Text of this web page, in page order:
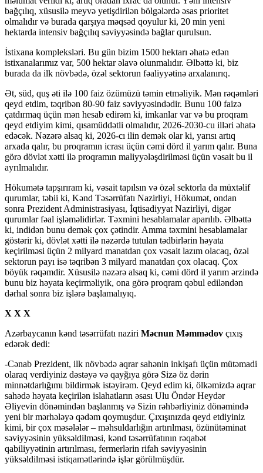
bağçılıq, xüsusilə meyvə yetişdirilən bölgələrdə əsas prioritet
olmalıdır və burada qarşıya məqsəd qoyulur ki, 20 min yeni
hektarda intensiv bağçılıq səviyyəsində bağlar qurulsun.
İstixana kompleksləri. Bu gün bizim 1500 hektarı əhatə edən
istixanalarımız var, 500 hektar əlavə olunmalıdır. Əlbəttə ki, biz
burada da ilk növbədə, özəl sektorun fəaliyyətinə arxalanırıq.
Ət, süd, quş əti ilə 100 faiz özümüzü təmin etməliyik. Mən rəqəmləri
qeyd etdim, təqribən 80-90 faiz səviyyəsindədir. Bunu 100 faizə
çatdırmaq üçün mən hesab edirəm ki, imkanlar var və bu proqram
qeyd etdiyim kimi, qısamüddətli olmalıdır, 2026-2030-cu illəri əhatə
edəcək. Nəzərə alsaq ki, 2026-cı ilin demək olar ki, yarısı artıq
arxada qalır, bu proqramın icrası üçün cəmi dörd il yarım qalır. Buna
görə dövlət xətti ilə proqramın maliyyələşdirilməsi üçün vəsait bu il
ayrılmalıdır.
Hökumətə tapşırıram ki, vəsait tapılsın və özəl sektorla da müxtəlif
qurumlar, təbii ki, Kənd Təsərrüfatı Nazirliyi, Hökumət, ondan
sonra Prezident Administrasiyası, İqtisadiyyat Nazirliyi, digər
qurumlar fəal işləməlidirlər. Təxmini hesablamalar aparılıb. Əlbəttə
ki, indidən bunu demək çox çətindir. Amma təxmini hesablamalar
göstərir ki, dövlət xətti ilə nəzərdə tutulan tədbirlərin həyata
keçirilməsi üçün 2 milyard manatdan çox vəsait lazım olacaq, özəl
sektorun payı isə təqribən 3 milyard manatdan çox olacaq. Çox
böyük rəqəmdir. Xüsusilə nəzərə alsaq ki, cəmi dörd il yarım ərzində
bunu biz həyata keçirməliyik, ona görə proqram qəbul ediləndən
dərhal sonra biz işlərə başlamalıyıq.
X X X
Azərbaycanın kənd təsərrüfatı naziri Məcnun Məmmədov çıxış
edərək dedi:
-Cənab Prezident, ilk növbədə aqrar sahənin inkişafı üçün mütəmadi
olaraq verdiyiniz dəstəyə və qayğıya görə Sizə öz dərin
minnətdarlığımı bildirmək istəyirəm. Qeyd edim ki, ölkəmizdə aqrar
sahədə həyata keçirilən islahatların əsası Ulu Öndər Heydər
Əliyevin dönəmindən başlanmış və Sizin rəhbərliyiniz dönəmində
yeni bir mərhələyə qədəm qoymuşdur. Çıxışınızda qeyd etdiyiniz
kimi, bir çox məsələlər – məhsuldarlığın artırılması, özünütəminat
səviyyəsinin yüksəldilməsi, kənd təsərrüfatının rəqabət
qabiliyyətinin artırılması, fermerlərin rifah səviyyəsinin
yüksəldilməsi istiqamətlərində işlər görülmüşdür.